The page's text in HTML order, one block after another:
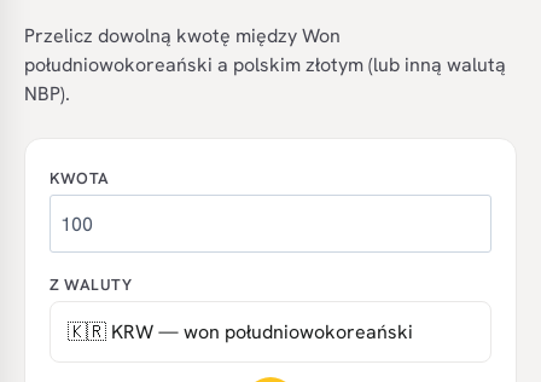
Przelicz dowolną kwotę między Won
południowokoreański a polskim złotym (lub inną walutą
NBP).
KWOTA
Z WALUTY